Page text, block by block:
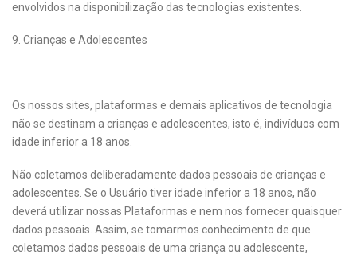
envolvidos na disponibilização das tecnologias existentes.
9. Crianças e Adolescentes
Os nossos sites, plataformas e demais aplicativos de tecnologia
não se destinam a crianças e adolescentes, isto é, indivíduos com
idade inferior a 18 anos.
Não coletamos deliberadamente dados pessoais de crianças e
adolescentes. Se o Usuário tiver idade inferior a 18 anos, não
deverá utilizar nossas Plataformas e nem nos fornecer quaisquer
dados pessoais. Assim, se tomarmos conhecimento de que
coletamos dados pessoais de uma criança ou adolescente,